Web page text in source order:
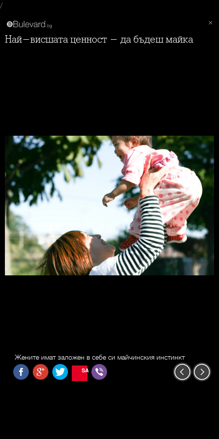
/
Най-висшата ценност - да бъдеш майка
Жените имат заложен в себе си майчинския инстинкт
SAVE